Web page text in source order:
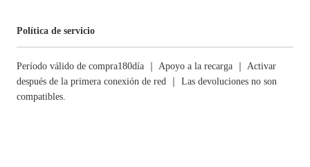
Política de servicio
Período válido de compra180día ｜ Apoyo a la recarga ｜ Activar
después de la primera conexión de red ｜ Las devoluciones no son
compatibles.